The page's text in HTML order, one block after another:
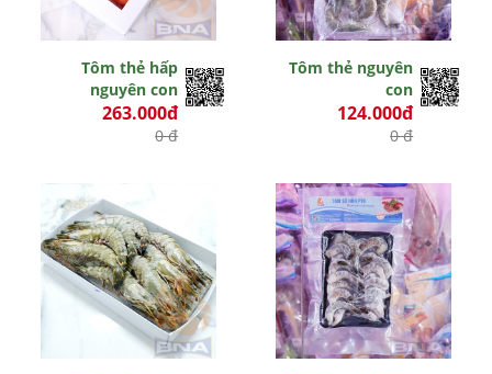
Tôm thẻ hấp
nguyên con
263.000đ
0 đ
Tôm thẻ nguyên
con
124.000đ
0 đ